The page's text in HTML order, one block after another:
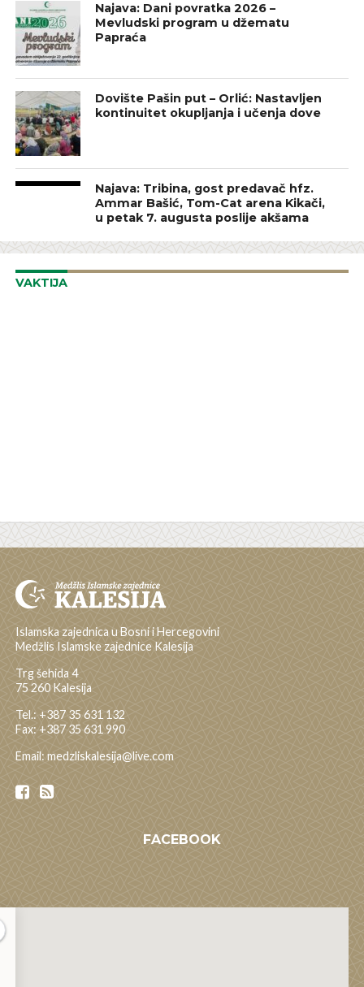
Najava: Dani povratka 2026 –
Mevludski program u džematu
Papraća
Dovište Pašin put – Orlić: Nastavljen
kontinuitet okupljanja i učenja dove
Najava: Tribina, gost predavač hfz.
Ammar Bašić, Tom-Cat arena Kikači,
u petak 7. augusta poslije akšama
VAKTIJA
Islamska zajednica u Bosni i Hercegovini
Medžlis Islamske zajednice Kalesija
Trg šehida 4
75 260 Kalesija
Tel.: +387 35 631 132
Fax: +387 35 631 990
Email: medzliskalesija@live.com
FACEBOOK